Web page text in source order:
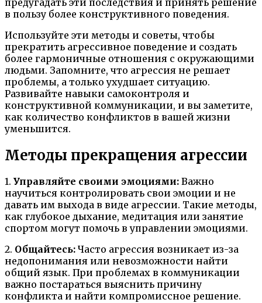
в пользу более конструктивного поведения.
Используйте эти методы и советы, чтобы
прекратить агрессивное поведение и создать
более гармоничные отношения с окружающими
людьми. Запомните, что агрессия не решает
проблемы, а только ухудшает ситуацию.
Развивайте навыки самоконтроля и
конструктивной коммуникации, и вы заметите,
как количество конфликтов в вашей жизни
уменьшится.
Методы прекращения агрессии
1. Управляйте своими эмоциями: Важно
научиться контролировать свои эмоции и не
давать им выхода в виде агрессии. Такие методы,
как глубокое дыхание, медитация или занятие
спортом могут помочь в управлении эмоциями.
2. Общайтесь: Часто агрессия возникает из-за
недопонимания или невозможности найти
общий язык. При проблемах в коммуникации
важно постараться выяснить причину
конфликта и найти компромиссное решение.